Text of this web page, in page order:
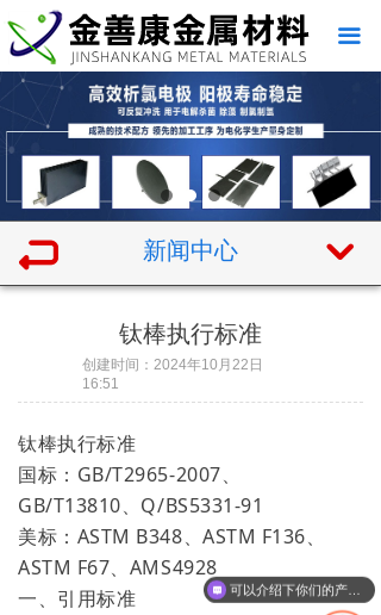
끀
钛棒执行标准
创建时间： 2024年10月22日
16:51
钛棒执行标准
国标：GB/T2965-2007、
GB/T13810、Q/BS5331-91
美标：ASTM B348、ASTM F136、
ASTM F67、AMS4928
一、引用标准
新闻中心 낔
可以介绍下你们的产品么